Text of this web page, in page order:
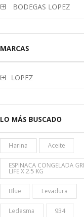
BODEGAS LOPEZ
MARCAS
LOPEZ
LO MÁS BUSCADO
Harina Aceite
ESPINACA CONGELADA
LIFE X 2.5 KG
Blue Levadura
Ledesma 934